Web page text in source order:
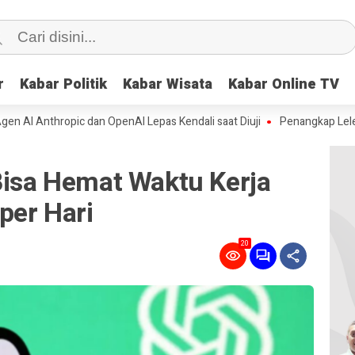
Kabar Politik Kabar Wisata Kabar Online TV
Kabar Politik Kabar Wisata Kabar Online TV
dan OpenAI Lepas Kendali saat Diuji Penangkap Lele Jumbo
Hemat Waktu Kerja
Hari
20